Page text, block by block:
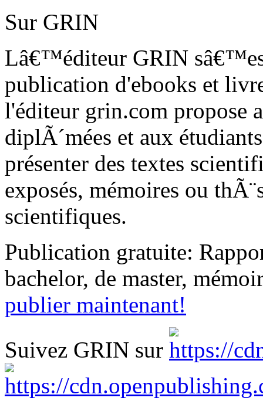
Sur GRIN
Lâ€™éditeur GRIN
publication d'ebooks et
l'éditeur grin.com propose
diplÃ´mées et aux
présenter des textes
exposés, mémoires ou
scientifiques.
Publication gratuite:
bachelor, de master,
publier maintenant!
Suivez GRIN sur